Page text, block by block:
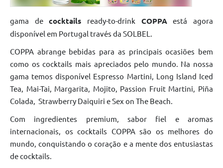
gama decocktails ready-to-drink COPPA está agora
disponível em Portugal través da SOLBEL.
COPPA abrange bebidas para as principais ocasiões bem
como os cocktails mais apreciados pelo mundo. Na nossa
gama temos disponível Espresso Martini, Long Island Iced
Tea, Mai-Tai, Margarita, Mojito, Passion Fruit Martini, Piña
Colada, Strawberry Daiquiri e Sex on The Beach.
Com ingredientes premium, sabor fiel e aromas
internacionais, os cocktails COPPA são os melhores do
mundo, conquistando o coração e a mente dos entusiastas
de cocktails.